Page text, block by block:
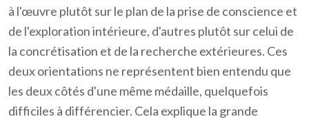
à l'œuvre plutôt sur le plan de la prise de conscience et
de l'exploration intérieure, d'autres plutôt sur celui de
la concrétisation et de la recherche extérieures. Ces
deux orientations ne représentent bien entendu que
les deux côtés d'une même médaille, quelquefois
difficiles à différencier. Cela explique la grande